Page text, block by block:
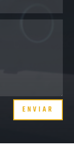
ENVIAR